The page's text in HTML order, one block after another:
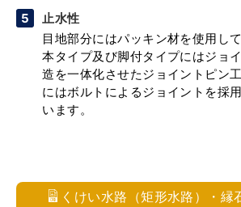
止水性
目地部分にはパッキン材を使用し
本タイプ及び脚付タイプにはジョ
造を一体化させたジョイントピン
にはボルトによるジョイントを採
います。
くけい水路（矩形水路）・縁